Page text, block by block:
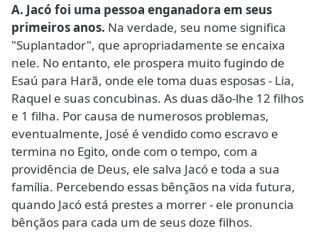
A. Jacó foi uma pessoa enganadora em seus
primeiros anos. Na verdade, seu nome significa
"Suplantador", que apropriadamente se encaixa
nele. No entanto, ele prospera muito fugindo de
Esaú para Harã, onde ele toma duas esposas - Lia,
Raquel e suas concubinas. As duas dão-lhe 12 filhos
e 1 filha. Por causa de numerosos problemas,
eventualmente, José é vendido como escravo e
termina no Egito, onde com o tempo, com a
providência de Deus, ele salva Jacó e toda a sua
família. Percebendo essas bênçãos na vida futura,
quando Jacó está prestes a morrer - ele pronuncia
bênçãos para cada um de seus doze filhos.